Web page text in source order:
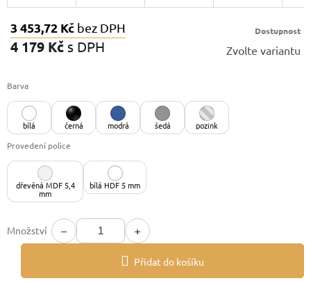
3 453,72 Kč bez DPH
4 179 Kč s DPH
Dostupnost
Zvolte variantu
Barva
bílá černá modrá šedá
pozink
Provedení police
dřevěná MDF 5,4
mm
bílá HDF 5 mm
Množství − +
Přidat do košíku